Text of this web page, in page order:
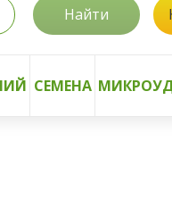
Найти
СЕМЕНА